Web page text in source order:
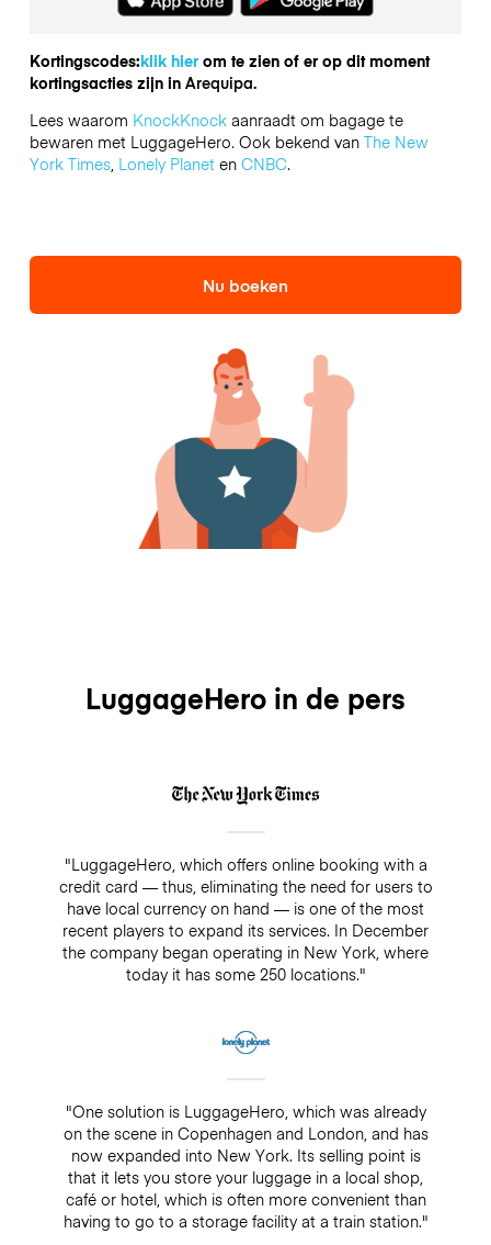
Kortingscodes:klik hierom te zien of er op dit moment
kortingsacties zijn in Arequipa.
Lees waarom KnockKnockaanraadt om bagage te
bewaren met LuggageHero. Ook bekend van The New
York Times, Lonely Planeten CNBC.
Nu boeken
LuggageHero in de pers
"LuggageHero, which offers online booking with a
credit card — thus, eliminating the need for users to
have local currency on hand — is one of the most
recent players to expand its services. In December
the company began operating in New York, where
today it has some 250 locations."
"One solution is LuggageHero, which was already
on the scene in Copenhagen and London, and has
now expanded into New York. Its selling point is
that it lets you store your luggage in a local shop,
café or hotel, which is often more convenient than
having to go to a storage facility at a train station."